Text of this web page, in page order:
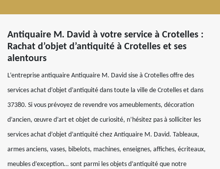
Antiquaire M. David à votre service à Crotelles :
Rachat d’objet d’antiquité à Crotelles et ses
alentours
L’entreprise antiquaire Antiquaire M. David sise à Crotelles offre des
services achat d’objet d’antiquité dans toute la ville de Crotelles et dans
37380. Si vous prévoyez de revendre vos ameublements, décoration
d’ancien, œuvre d’art et objet de curiosité, n’hésitez pas à solliciter les
services achat d’objet d’antiquité chez Antiquaire M. David. Tableaux,
armes anciens, vases, bibelots, machines, enseignes, affiches, écriteaux,
meubles d’exception… sont parmi les objets d’antiquité que notre